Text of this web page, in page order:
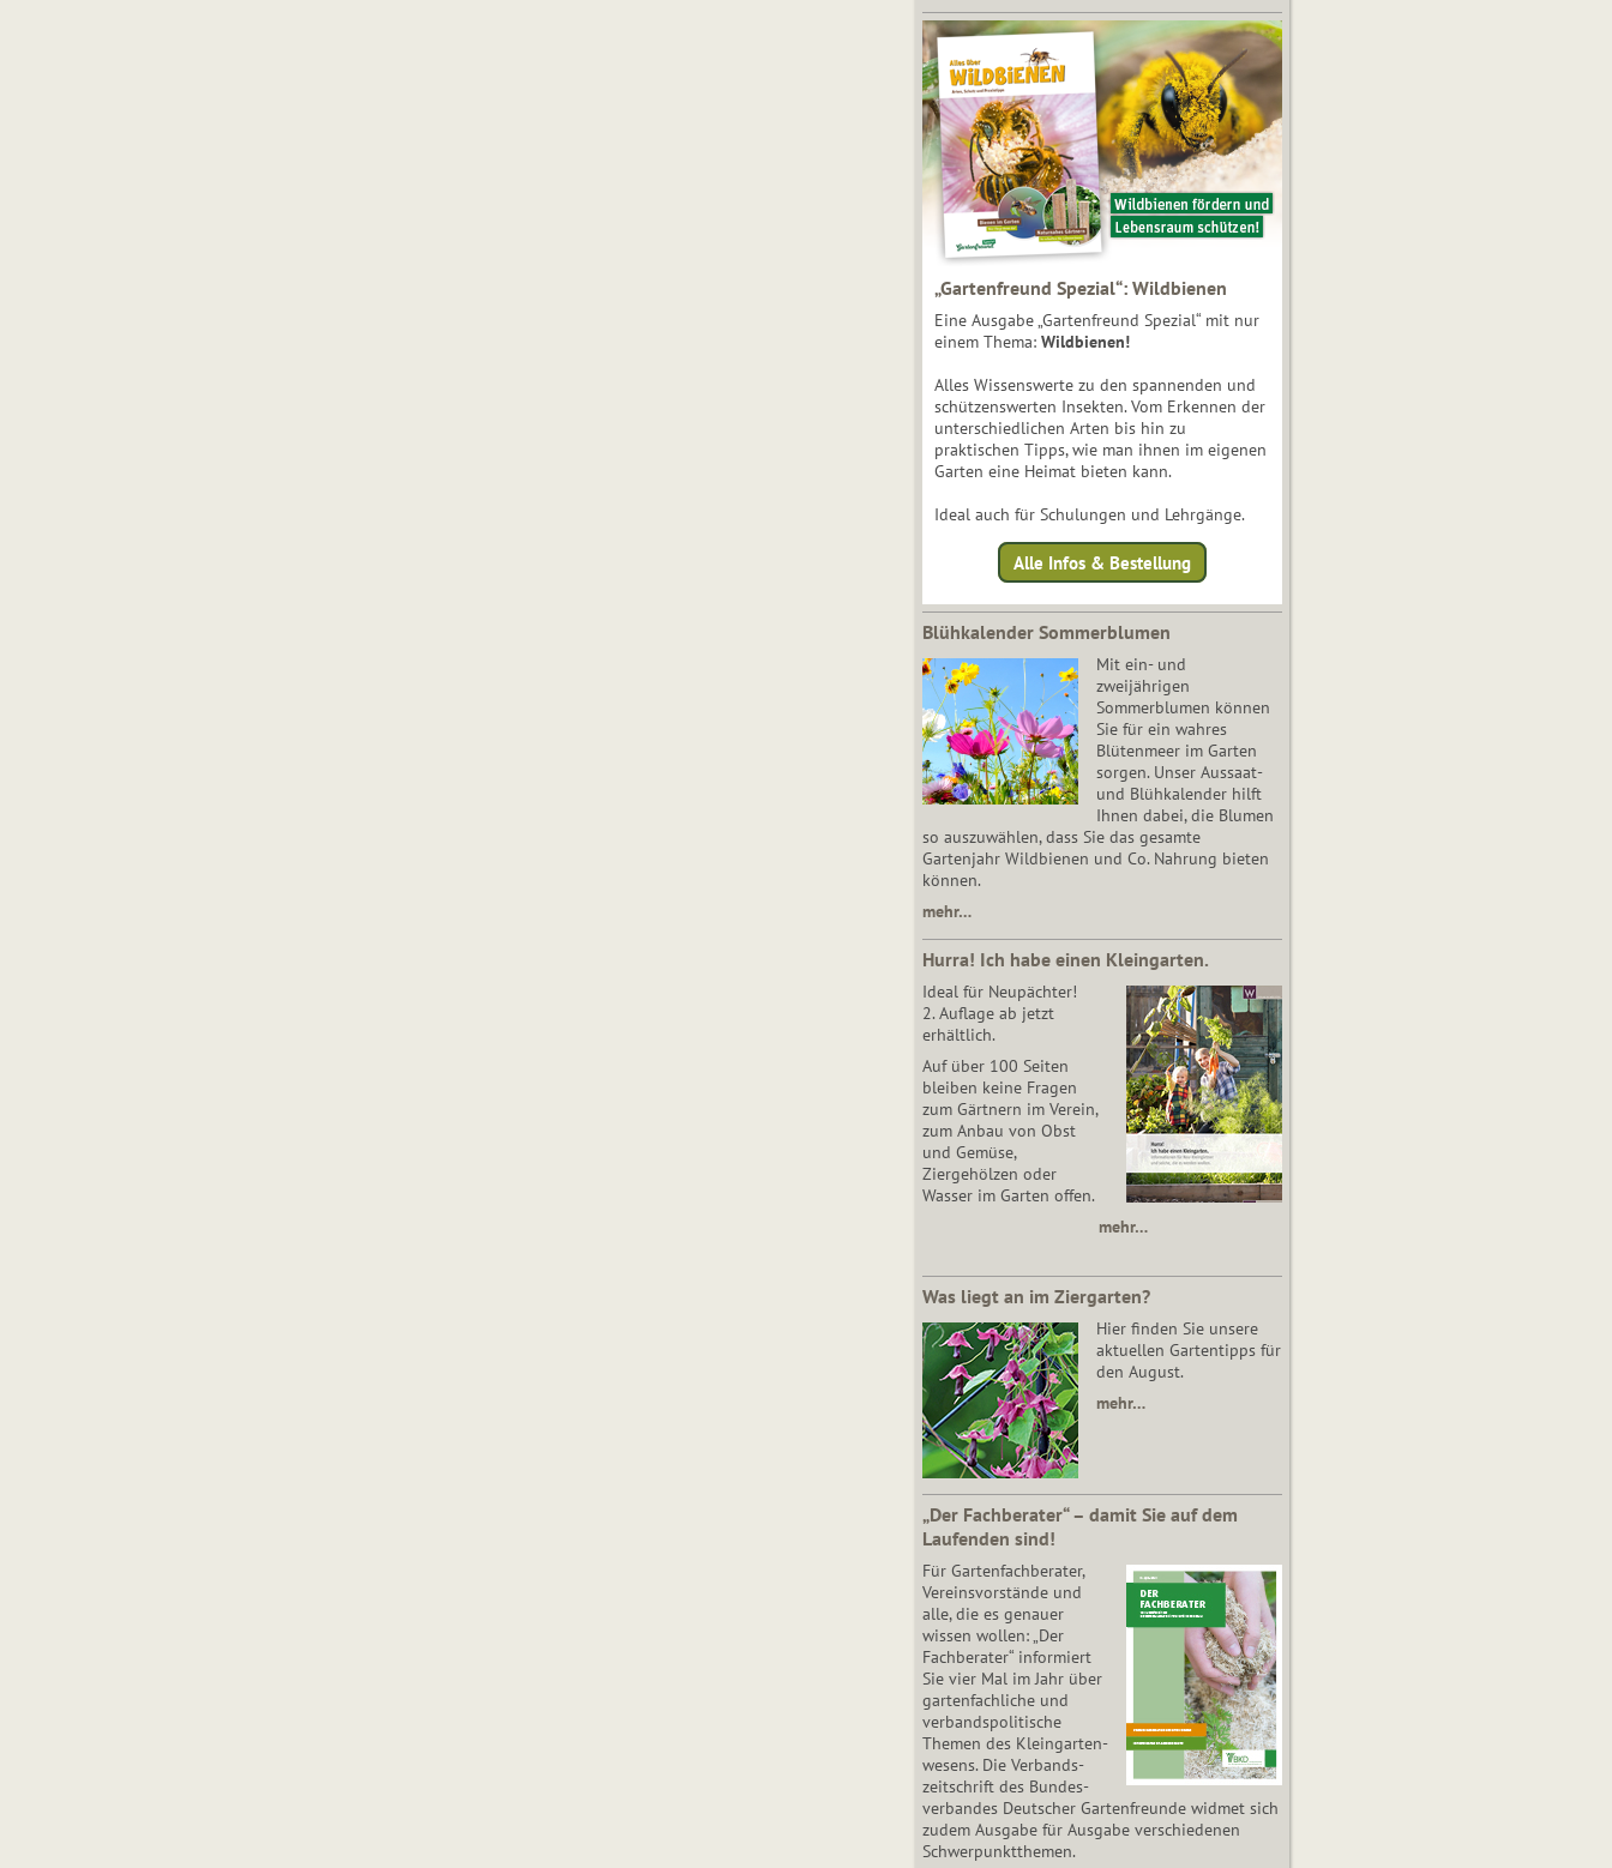
„Gartenfreund Spezial“: Wildbienen
Eine Ausgabe „Gartenfreund Spezial“ mit nur
einem Thema: Wildbienen!
Alles Wissenswerte zu den spannenden und
schützenswerten Insekten. Vom Erkennen der
unterschiedlichen Arten bis hin zu
praktischen Tipps, wie man ihnen im eigenen
Garten eine Heimat bieten kann.
Ideal auch für Schulungen und Lehrgänge.
Alle Infos & Bestellung
Blühkalender Sommerblumen
Mit ein- und
zweijährigen
Sommerblumen können
Sie für ein wahres
Blütenmeer im Garten
sorgen. Unser Aussaat-
und Blühkalender hilft
Ihnen dabei, die Blumen
so auszuwählen, dass Sie das gesamte
Gartenjahr Wildbienen und Co. Nahrung bieten
können.
mehr…
Hurra! Ich habe einen Kleingarten.
Ideal für Neupächter!
2. Auflage ab jetzt
erhältlich.
Auf über 100 Seiten
bleiben keine Fragen
zum Gärtnern im Verein,
zum Anbau von Obst
und Gemüse,
Ziergehölzen oder
Wasser im Garten offen.
mehr…
Was liegt an im Ziergarten?
Hier finden Sie unsere
aktuellen Gartentipps für
den August.
mehr…
„Der Fachberater“ – damit Sie auf dem
Laufenden sind!
Für Gartenfachberater,
Vereinsvorstände und
alle, die es genauer
wissen wollen: „Der
Fachberater“ informiert
Sie vier Mal im Jahr über
gartenfachliche und
verbandspolitische
Themen des Klein­gar­ten­
wesens. Die Ver­bands­
zeit­schrift des Bun­des­
ver­ban­des Deutscher Gartenfreunde widmet sich
zudem Ausgabe für Ausgabe verschiedenen
Schwer­punkt­the­men.